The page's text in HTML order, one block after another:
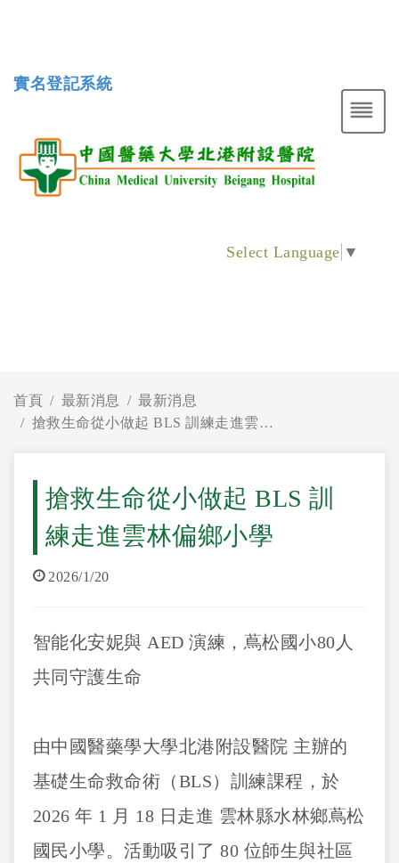
實名登記系統
Select Language ▼
首頁 最新消息
最新消息
搶救生命從小做起 BLS 訓練走進雲林偏鄉小學
搶救生命從小做起 BLS 訓
練走進雲林偏鄉小學
2026/1/20
智能化安妮與 AED 演練，蔦松國小80人
共同守護生命
由中國醫藥學大學北港附設醫院 主辦的
基礎生命救命術（BLS）訓練課程，於
2026 年 1 月 18 日走進 雲林縣水林鄉蔦松
國民小學。活動吸引了 80 位師生與社區